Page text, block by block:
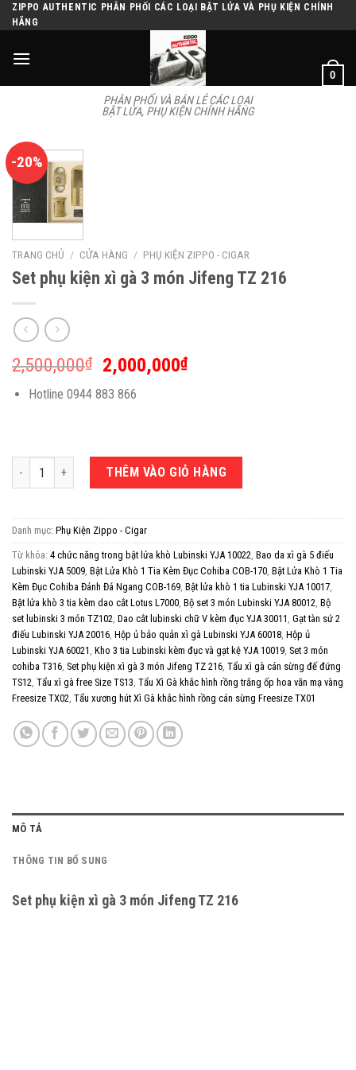
Skip
to
ZIPPO AUTHENTIC PHÂN PHỐI CÁC LOẠI BẬT LỬA VÀ PHỤ KIỆN CHÍNH
HÃNG
PHÂN PHỐI VÀ BÁN LẺ CÁC LOẠI
BẬT LỬA, PHỤ KIỆN CHÍNH HÃNG
0
-20%
TRANG CHỦ / CỬA HÀNG / PHỤ KIỆN ZIPPO - CIGAR
Set phụ kiện xì gà 3 món Jifeng TZ 216
2,500,000₫ 2,000,000₫
Hotline 0944 883 866
Set phụ kiện xì gà 3 món Jifeng TZ 216 số lượng
THÊM VÀO GIỎ HÀNG
Danh mục: Phụ Kiện Zippo - Cigar
Từ khóa: 4 chức năng trong bật lửa khò Lubinski YJA 10022, Bao da xì gà 5 điếu
Lubinski YJA 5009, Bật Lửa Khò 1 Tia Kèm Đục Cohiba COB-170, Bật Lửa Khò 1 Tia
Kèm Đục Cohiba Đánh Đá Ngang COB-169, Bật lửa khò 1 tia Lubinski YJA 10017,
Bật lửa khò 3 tia kèm dao cắt Lotus L7000, Bộ set 3 món Lubinski YJA 80012, Bộ
set lubinski 3 món TZ102, Dao cắt lubinski chữ V kèm đục YJA 30011 , Gạt tàn sứ 2
điếu Lubinski YJA 20016, Hộp ủ bảo quản xì gà Lubinski YJA 60018, Hộp ủ
Lubinski YJA 60021 , Kho 3 tia Lubinski kèm đục và gạt kệ YJA 10019, Set 3 món
cohiba T316, Set phụ kiện xì gà 3 món Jifeng TZ 216, Tẩu xì gà cán sừng đế đứng
TS12, Tẩu xì gà free Size TS13, Tẩu Xì Gà khắc hình rồng trắng ốp hoa văn mạ vàng
Freesize TX02, Tẩu xương hút Xì Gà khắc hình rồng cán sừng Freesize TX01
MÔ TẢ
THÔNG TIN BỔ SUNG
Set phụ kiện xì gà 3 món Jifeng TZ 216